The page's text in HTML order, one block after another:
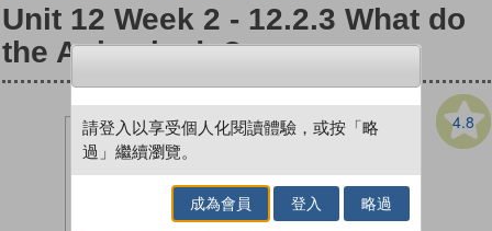
Unit 12 Week 2 - 12.2.3 What do
the Animals do?
4.8
請登入以享受個人化閱讀體驗，或按「略
過」繼續瀏覽。
成為會員 登入 略過